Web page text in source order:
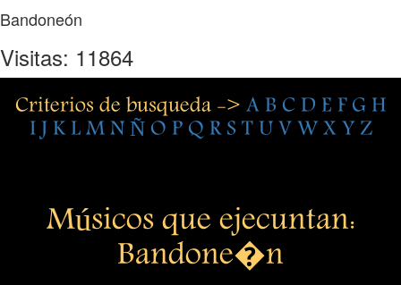
Bandoneón
Visitas: 11864
Criterios de busqueda -> A B C D E F G H
I J K L M N Ñ O P Q R S T U V W X Y Z
Músicos que ejecuntan:
Bandone�n